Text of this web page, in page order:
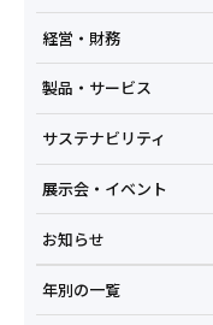
経営・財務
製品・サービス
サステナビリティ
展示会・イベント
お知らせ
年別の一覧